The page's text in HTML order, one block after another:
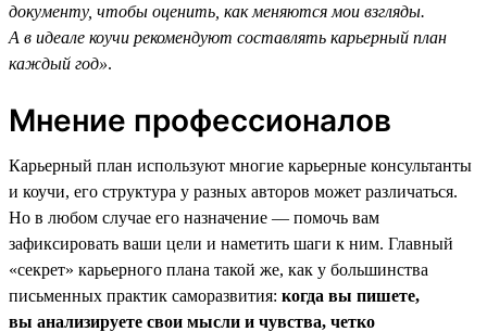
документу, чтобы оценить, как меняются мои взгляды.
А в идеале коучи рекомендуют составлять карьерный план
каждый год».
Мнение профессионалов
Карьерный план используют многие карьерные консультанты
и коучи, его структура у разных авторов может различаться.
Но в любом случае его назначение — помочь вам
зафиксировать ваши цели и наметить шаги к ним. Главный
«секрет» карьерного плана такой же, как у большинства
письменных практик саморазвития: когда вы пишете,
вы анализируете свои мысли и чувства, четко